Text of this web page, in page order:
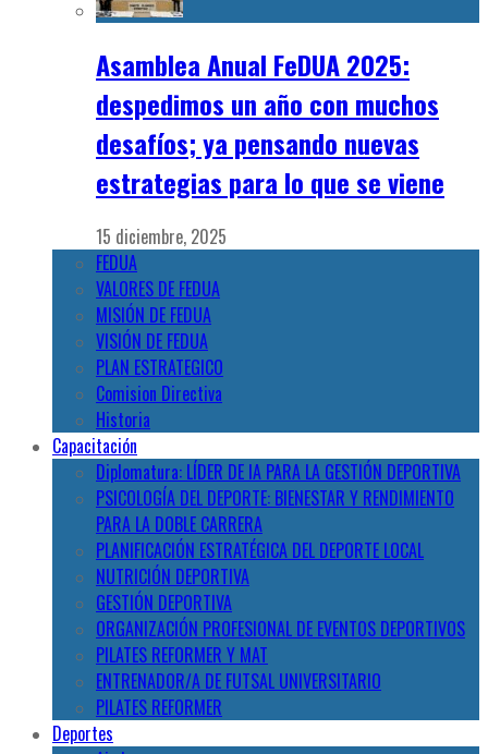
Asamblea Anual FeDUA 2025:
despedimos un año con muchos
desafíos; ya pensando nuevas
estrategias para lo que se viene
15 diciembre, 2025
FEDUA
VALORES DE FEDUA
MISIÓN DE FEDUA
VISIÓN DE FEDUA
PLAN ESTRATEGICO
Comision Directiva
Historia
Capacitación
Diplomatura: LÍDER DE IA PARA LA GESTIÓN DEPORTIVA
PSICOLOGÍA DEL DEPORTE: BIENESTAR Y RENDIMIENTO
PARA LA DOBLE CARRERA
PLANIFICACIÓN ESTRATÉGICA DEL DEPORTE LOCAL
NUTRICIÓN DEPORTIVA
GESTIÓN DEPORTIVA
ORGANIZACIÓN PROFESIONAL DE EVENTOS DEPORTIVOS
PILATES REFORMER Y MAT
ENTRENADOR/A DE FUTSAL UNIVERSITARIO
PILATES REFORMER
Deportes